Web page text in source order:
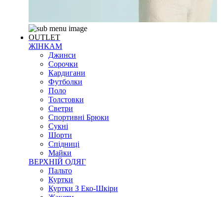
OUTLET
ЖІНКАМ
Джинси
Сорочки
Кардигани
Футболки
Поло
Толстовки
Светри
Спортивні Брюки
Сукні
Шорти
Спідниці
Майки
ВЕРХНІЙ ОДЯГ
Пальто
Куртки
Куртки З Еко-Шкіри